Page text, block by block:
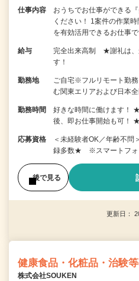
仕事内容
おうちでお仕事ができる
ください！ 1案件の作業
を有効活用できるお仕事
給与
完全出来高制 ★謝礼は、
す！
勤務地
ご自宅※フルリモート勤
む関東エリアおよび日本
勤務時間
好きな時間に働けます！
後、即お仕事開始も可！
応募資格
＜未経験者OK／年齢不
録多数★ ※スマートフォ
後で見る
更新日：
健康食品・化粧品・治験
株式会社SOUKEN